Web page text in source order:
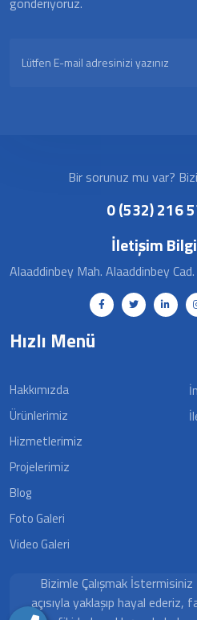
Bir sorunuz mu var?
0 (532) 216
İletişim
Alaaddinbey Mah. Alaaddinbey
Hızlı Menü
Hakkımızda
Ürünlerimiz
Hizmetlerimiz
Projelerimiz
Blog
Foto Galeri
Video Galeri
Bizimle Çalışmak
açısıyla yaklaşıp hayal ederiz,